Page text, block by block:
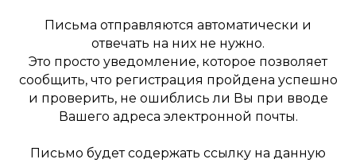
Письма отправляются автоматически и
отвечать на них не нужно.
Это просто уведомление, которое позволяет
сообщить, что регистрация пройдена успешно
и проверить, не ошиблись ли Вы при вводе
Вашего адреса электронной почты.
Письмо будет содержать ссылку на данную